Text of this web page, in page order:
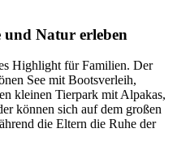
und Natur erleben
Highlight für Familien. Der
See mit Bootsverleih,
kleinen Tierpark mit Alpakas,
können sich auf dem großen
die Eltern die Ruhe der